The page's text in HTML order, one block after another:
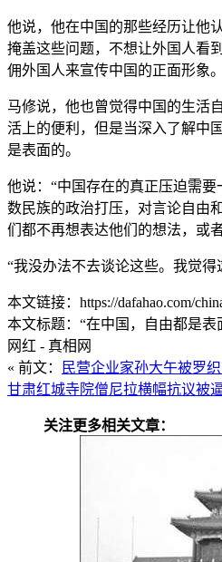
他说，他在中国的那些经历让他
掩盖这些问题，不想让外国人看
佣外国人来宣传中国的正面形象。
马修说，他也曾觉得中国的生活
活上的便利，但是当深入了解中
是表面的。
他说：“中国存在的真正压迫需
数民族的政治打压，对言论自由
们都不再想表达他们的想法，或
“我没办法不去谈论这些。我觉得
本文链接：https://dafahao.com/
本文标题：“在中国，自由都是表
网红 - 真相网
« 前文：
民营企业家孙大午被罗
甘肃红城寺院僧尼拉横幅抗议被
关注更多相关文章：